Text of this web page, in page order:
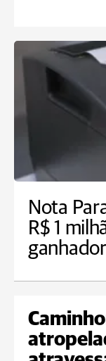
Nota
R$ 1